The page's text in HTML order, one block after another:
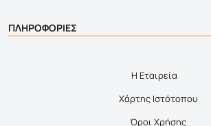
ΠΛΗΡΟΦΟΡΙΕΣ
Η Εταιρεία
Χάρτης Ιστότοπου
Όροι Χρήσης